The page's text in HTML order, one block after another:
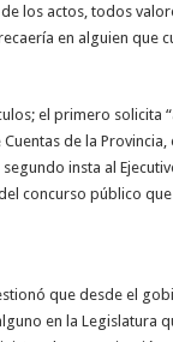
los actos, todos
en alguien que
el primero solicita
de la
insta al
concurso público
que desde el
en la Legislatura